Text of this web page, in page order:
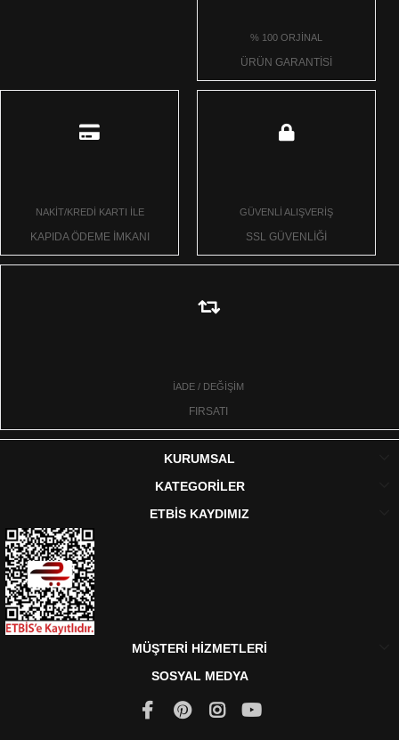
% 100 ORJİNAL
ÜRÜN GARANTİSİ
NAKİT/KREDİ KARTI İLE
KAPIDA ÖDEME İMKANI
GÜVENLİ ALIŞVERİŞ
SSL GÜVENLİĞİ
İADE / DEĞİŞİM
FIRSATI
KURUMSAL
KATEGORİLER
ETBİS KAYDIMIZ
MÜŞTERİ HİZMETLERİ
SOSYAL MEDYA